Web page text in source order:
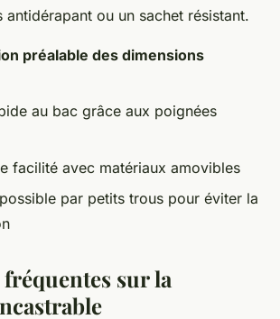
antidérapant ou un sachet résistant.
préalable des dimensions
au bac grâce aux poignées
facilité avec matériaux amovibles
par petits trous pour éviter la
sur la